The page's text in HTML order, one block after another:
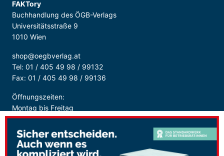
FAKTory
Buchhandlung des ÖGB-Verlags
Universitätsstraße 9
1010 Wien
shop@oegbverlag.at
Tel: 01 / 405 49 98 / 99132
Fax: 01 / 405 49 98 / 99136
Öffnungszeiten:
Montag bis Freitag
9:00 - 18:00 Uhr
durchgehend